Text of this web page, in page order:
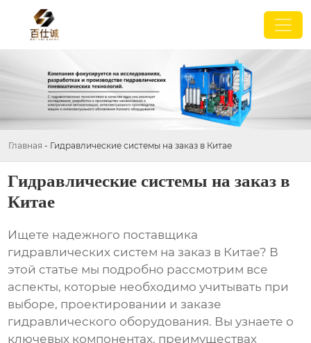
Главная - Гидравлические системы на заказ в Китае
Гидравлические системы на заказ в
Китае
Ищете надежного поставщика
гидравлических систем на заказ в Китае? В
этой статье мы подробно рассмотрим все
аспекты, которые необходимо учитывать при
выборе, проектировании и заказе
гидравлического оборудования. Вы узнаете о
ключевых компонентах, преимуществах